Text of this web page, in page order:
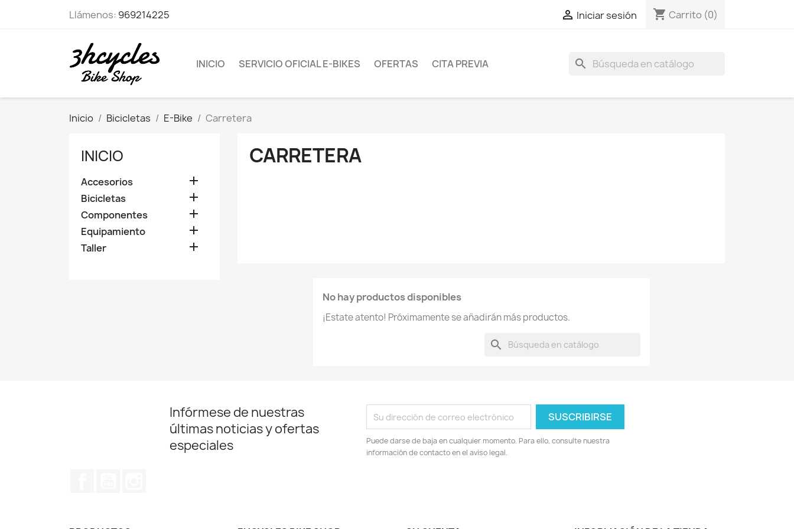
Llámenos: 969214225  Iniciar sesión shopping_cart Carrito (0)
INICIO SERVICIO OFICIAL E-BIKES OFERTAS CITA PREVIA search
Inicio Bicicletas E-Bike Carretera
INICIO
Accesorios 
Bicicletas 
Componentes 
Equipamiento 
Taller 
CARRETERA
No hay productos disponibles
¡Estate atento! Próximamente se añadirán más productos.
search
Infórmese de nuestras
últimas noticias y ofertas
especiales
Puede darse de baja en cualquier momento. Para ello, consulte nuestra
información de contacto en el aviso legal.